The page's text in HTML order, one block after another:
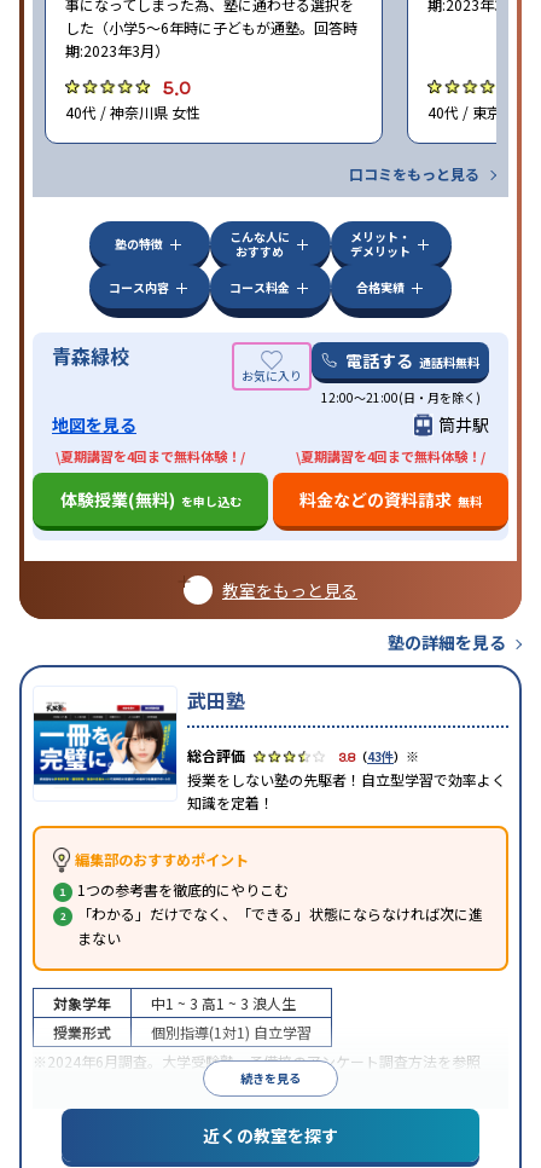
事になってしまった為、塾に通わせる選択を
した（小学5〜6年時に子どもが通塾。回答時
期:2023年3月）
5.0
40代 / 神奈川県 女性
期:2023年3月）
40代 / 東京都 女
口コミをもっと見る
塾の特徴
こんな人に
おすすめ
メリット・
デメリット
コース内容
コース料金 合格実績
青森緑校 電話する 通話料無料
12:00～21:00(日・月を除く)
地図を見る 筒井駅
\夏期講習を4回まで無料体験！/
体験授業(無料) を申し込む
\夏期講習を4回まで無料体験！/
料金などの資料請求 無料
教室をもっと見る
塾の詳細を見る
武田塾
3.8（43件） ※
授業をしない塾の先駆者！自立型学習で効率よく
知識を定着！
編集部のおすすめポイント
1つの参考書を徹底的にやりこむ
「わかる」だけでなく、「できる」状態にならなければ次に進
まない
続きを見る
対象学年 中1 ~ 3 高1 ~ 3 浪人生
授業形式
個別指導(1対1) 自立学習
※2024年6月調査。 大学受験塾・予備校のアンケート調査方法を参照
近くの教室を探す